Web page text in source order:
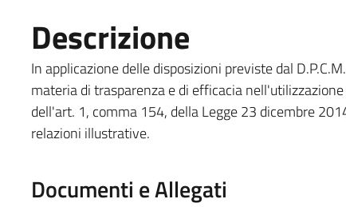
Descrizione
In applicazione delle disposizioni previste dal
materia di trasparenza e di efficacia
dell'art. 1, comma 154, della Legge 23 dicembre
relazioni illustrative.
Documenti e Allegati